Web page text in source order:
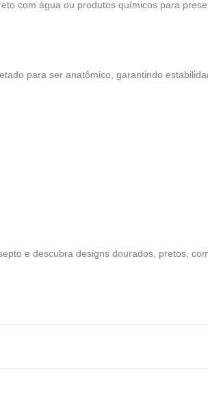
com água ou produtos químicos para
para ser anatômico, garantindo
e descubra designs dourados, pretos,